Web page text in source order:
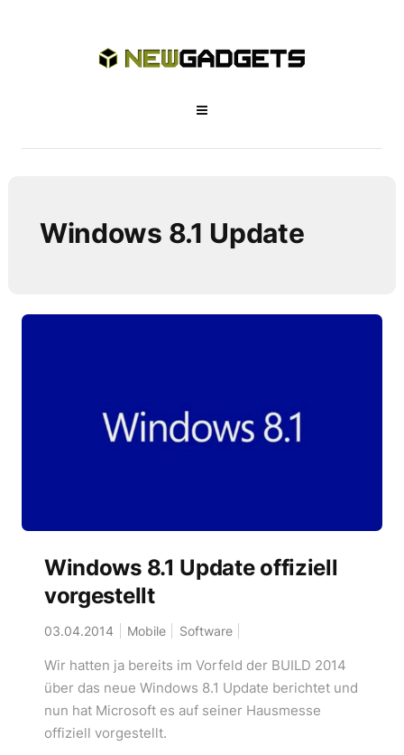
Windows 8.1 Update
Windows 8.1 Update offiziell
vorgestellt
03.04.2014 Mobile Software
Wir hatten ja bereits im Vorfeld der BUILD 2014
über das neue Windows 8.1 Update berichtet und
nun hat Microsoft es auf seiner Hausmesse
offiziell vorgestellt.